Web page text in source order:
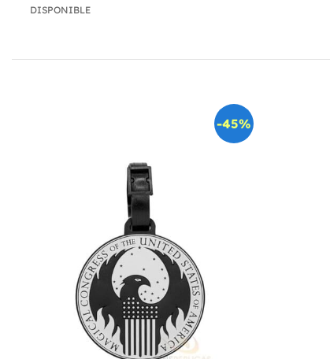
DISPONIBLE
-45%